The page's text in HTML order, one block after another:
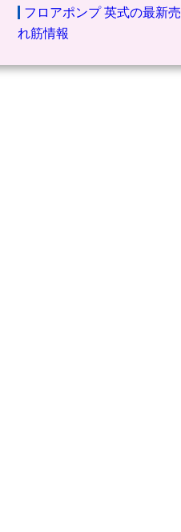
フロアポンプ 英式の最新売
れ筋情報